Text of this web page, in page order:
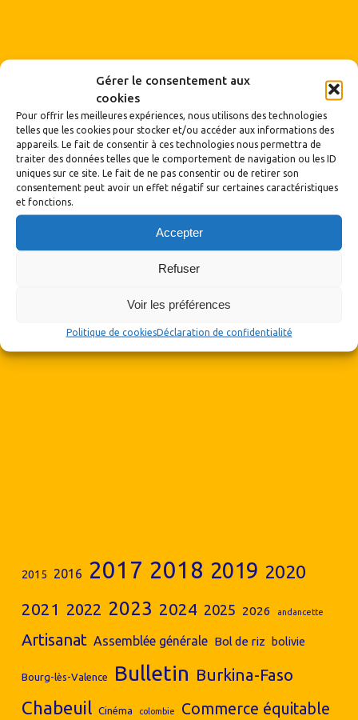
Gérer le consentement aux
cookies
Pour offrir les meilleures expériences, nous utilisons des technologies
telles que les cookies pour stocker et/ou accéder aux informations des
appareils. Le fait de consentir à ces technologies nous permettra de
traiter des données telles que le comportement de navigation ou les ID
uniques sur ce site. Le fait de ne pas consentir ou de retirer son
consentement peut avoir un effet négatif sur certaines caractéristiques
et fonctions.
Accepter
Refuser
Voir les préférences
Politique de cookiesDéclaration de confidentialité
2015 2016 2017 2018 2019 2020
2021 2022 2023 2024 2025 2026 andancette
Artisanat Assemblée générale Bol de riz bolivie
Bourg-lès-Valence Bulletin Burkina-Faso
Chabeuil Cinéma colombie Commerce équitable